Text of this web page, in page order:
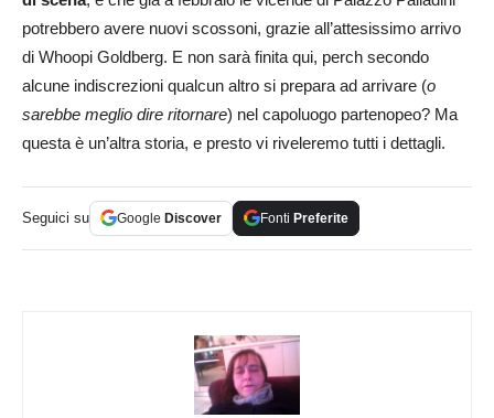
potrebbero avere nuovi scossoni, grazie all’attesissimo arrivo
di Whoopi Goldberg. E non sarà finita qui, perch secondo
alcune indiscrezioni qualcun altro si prepara ad arrivare (o
sarebbe meglio dire ritornare) nel capoluogo partenopeo? Ma
questa è un’altra storia, e presto vi riveleremo tutti i dettagli.
Seguici su Google Discover Fonti Preferite